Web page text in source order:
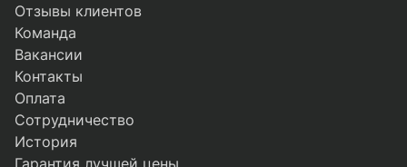
Отзывы клиентов
Команда
Вакансии
Контакты
Оплата
Сотрудничество
История
Гарантия лучшей цены